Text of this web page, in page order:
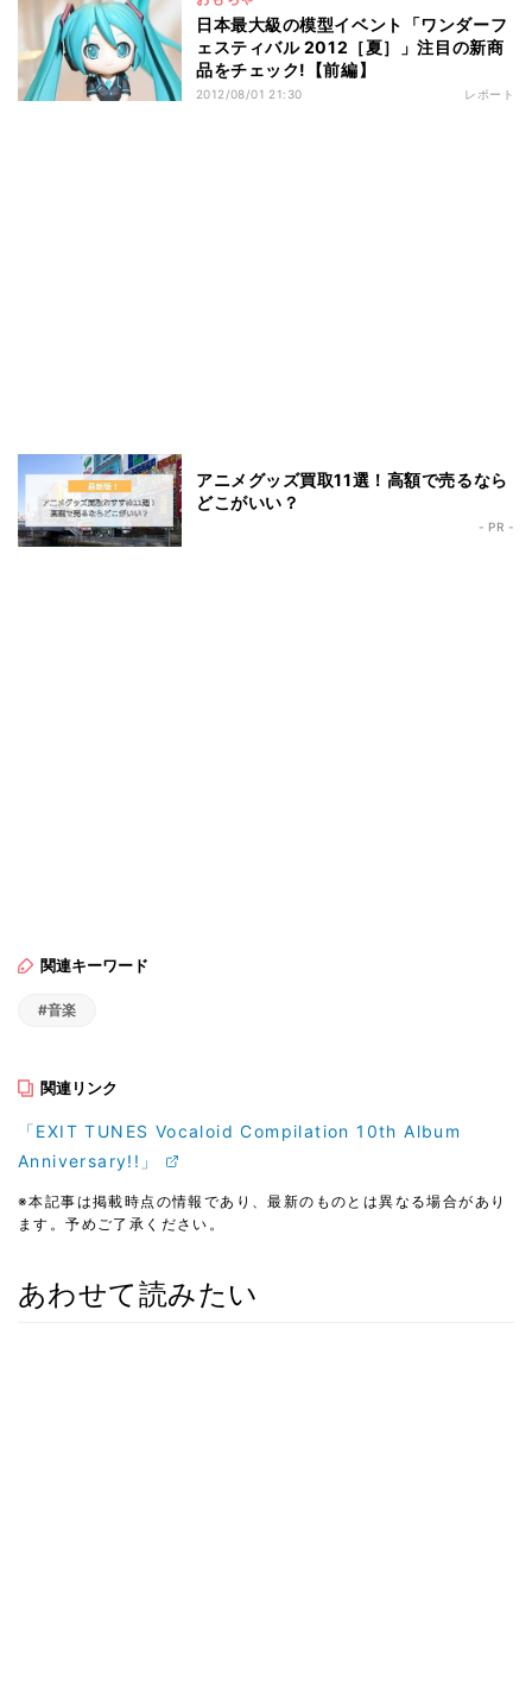
日本最大級の模型イベント「ワンダーフ
ェスティバル 2012［夏］」注目の新商
品をチェック!【前編】
2012/08/01 21:30 レポート
アニメグッズ買取11選！高額で売るなら
どこがいい？
- PR -
関連キーワード
#音楽
関連リンク
「EXIT TUNES Vocaloid Compilation 10th Album
Anniversary!!」
※本記事は掲載時点の情報であり、最新のものとは異なる場合があり
ます。予めご了承ください。
あわせて読みたい